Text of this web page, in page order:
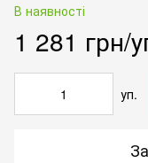
В наявності
1 281 грн/
уп.